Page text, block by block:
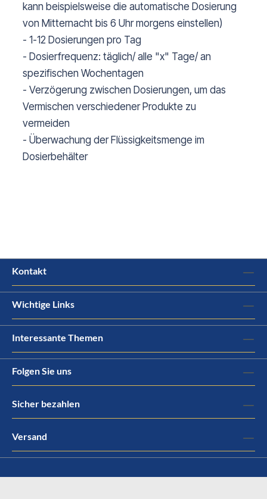
kann beispielsweise die automatische Dosierung
von Mitternacht bis 6 Uhr morgens einstellen)
- 1-12 Dosierungen pro Tag
- Dosierfrequenz: täglich/ alle "x" Tage/ an
spezifischen Wochentagen
- Verzögerung zwischen Dosierungen, um das
Vermischen verschiedener Produkte zu
vermeiden
- Überwachung der Flüssigkeitsmenge im
Dosierbehälter
Kontakt
Wichtige Links
Interessante Themen
Folgen Sie uns
Sicher bezahlen
Versand